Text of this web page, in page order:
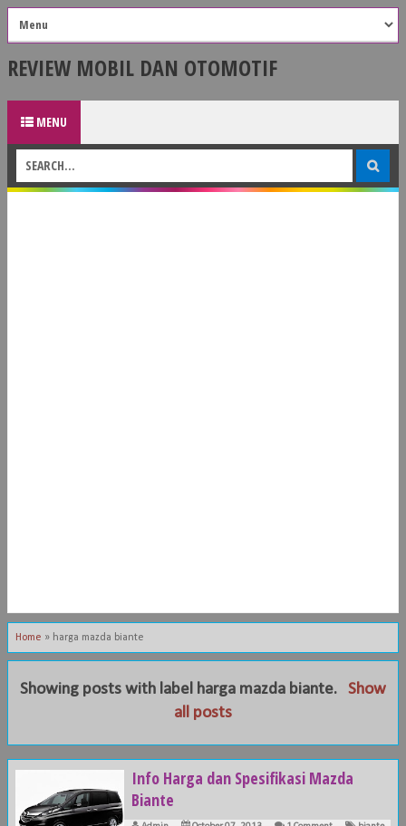
REVIEW MOBIL DAN OTOMOTIF
MENU
Home » harga mazda biante
Showing posts with label harga mazda biante.
Show
all posts
Info Harga dan Spesifikasi Mazda
Biante